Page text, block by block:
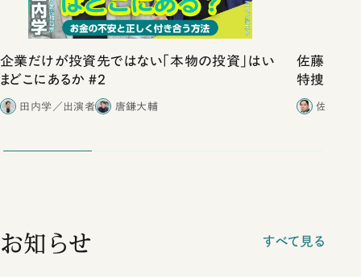
企業だけが投資先ではない「本物の投資」はい
まどこにあるか #2
田内学／出演者 唐鎌大輔
佐藤優vs
特捜取調
合ったこと
佐藤優
お知らせ すべて見る